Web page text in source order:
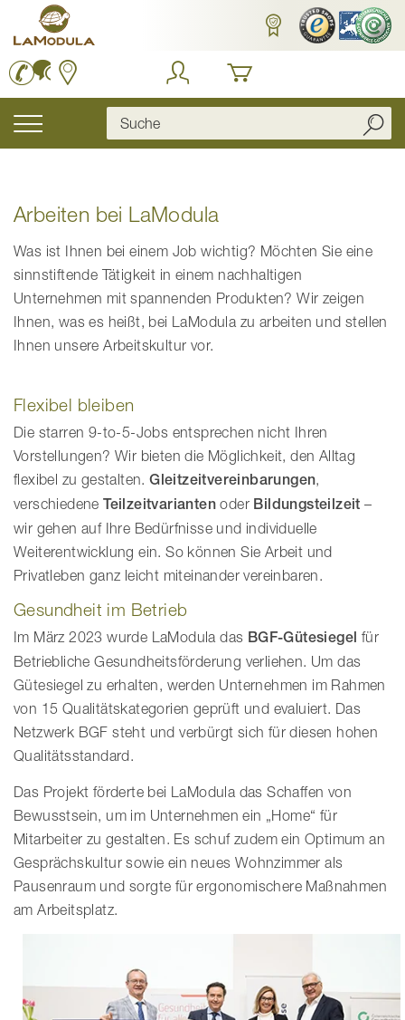
Inhalt
springen
Navigation
Arbeiten bei LaModula
Was ist Ihnen bei einem Job wichtig? Möchten Sie eine
sinnstiftende Tätigkeit in einem nachhaltigen
Unternehmen mit spannenden Produkten? Wir zeigen
Ihnen, was es heißt, bei LaModula zu arbeiten und stellen
Ihnen unsere Arbeitskultur vor.
Flexibel bleiben
Die starren 9-to-5-Jobs entsprechen nicht Ihren
Vorstellungen? Wir bieten die Möglichkeit, den Alltag
flexibel zu gestalten.Gleitzeitvereinbarungen,
verschiedeneTeilzeitvarianten oder Bildungsteilzeit –
wir gehen auf Ihre Bedürfnisse und individuelle
Weiterentwicklung ein. So können Sie Arbeit und
Privatleben ganz leicht miteinander vereinbaren.
Gesundheit im Betrieb
Im März 2023 wurde LaModula das BGF-Gütesiegel für
Betriebliche Gesundheitsförderung verliehen. Um das
Gütesiegel zu erhalten, werden Unternehmen im Rahmen
von 15 Qualitätskategorien geprüft und evaluiert. Das
Netzwerk BGF steht und verbürgt sich für diesen hohen
Qualitätsstandard.
Das Projekt förderte bei LaModula das Schaffen von
Bewusstsein, um im Unternehmen ein „Home“ für
Mitarbeiter zu gestalten. Es schuf zudem ein Optimum an
Gesprächskultur sowie ein neues Wohnzimmer als
Pausenraum und sorgte für ergonomischere Maßnahmen
am Arbeitsplatz.